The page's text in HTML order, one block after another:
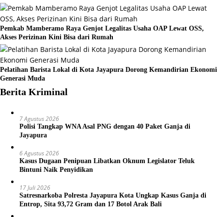
Pemkab Mamberamo Raya Genjot Legalitas Usaha OAP Lewat OSS,
Akses Perizinan Kini Bisa dari Rumah
Pelatihan Barista Lokal di Kota Jayapura Dorong Kemandirian Ekonomi
Generasi Muda
Berita Kriminal
7 Agustus 2026
Polisi Tangkap WNA Asal PNG dengan 40 Paket Ganja di
Jayapura
6 Agustus 2026
Kasus Dugaan Penipuan Libatkan Oknum Legislator Teluk
Bintuni Naik Penyidikan
17 Juli 2026
Satresnarkoba Polresta Jayapura Kota Ungkap Kasus Ganja di
Entrop, Sita 93,72 Gram dan 17 Botol Arak Bali